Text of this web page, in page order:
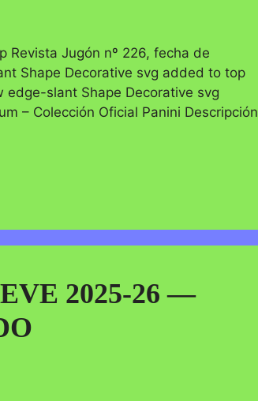
Revista Jugón nº 226, fecha de
Shape Decorative svg added to top
edge-slant Shape Decorative svg
– Colección Oficial Panini Descripción
2025-26 —